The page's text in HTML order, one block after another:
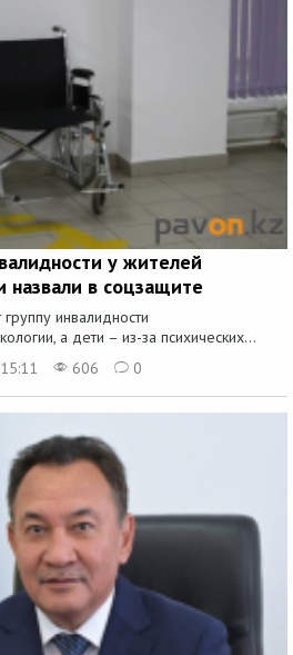
у жителей
назвали в соцзащите
инвалидности
а дети – из-за психических...
606 0